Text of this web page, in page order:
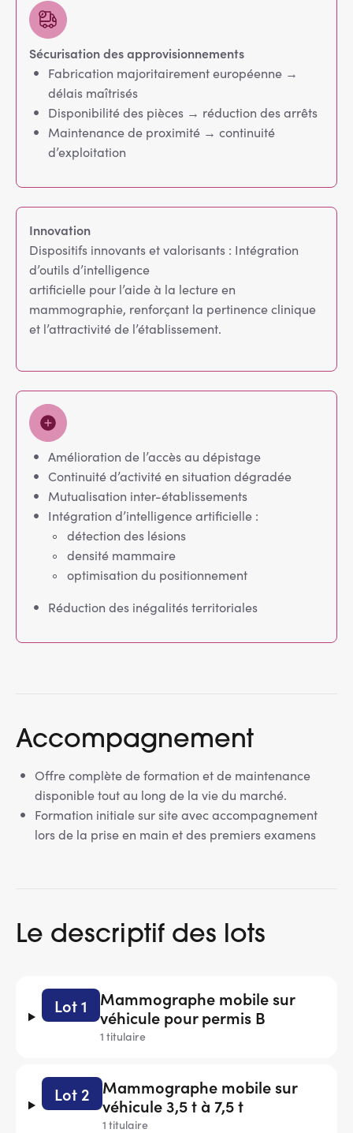
Sécurisation des approvisionnements
Fabrication majoritairement européenne →
délais maîtrisés
Disponibilité des pièces → réduction des arrêts
Maintenance de proximité → continuité
d’exploitation
Innovation
Dispositifs innovants et valorisants : Intégration
d’outils d’intelligence
artificielle pour l’aide à la lecture en
mammographie, renforçant la pertinence clinique
et l’attractivité de l’établissement.
Amélioration de l’accès au dépistage
Continuité d’activité en situation dégradée
Mutualisation inter-établissements
Intégration d’intelligence artificielle :
détection des lésions
densité mammaire
optimisation du positionnement
Réduction des inégalités territoriales
Accompagnement
Offre complète de formation et de maintenance
disponible tout au long de la vie du marché.
Formation initiale sur site avec accompagnement
lors de la prise en main et des premiers examens
Le descriptif des lots
Lot 1
Mammographe mobile sur
véhicule pour permis B
1 titulaire
Lot 2
Mammographe mobile sur
véhicule 3,5 t à 7,5 t
1 titulaire